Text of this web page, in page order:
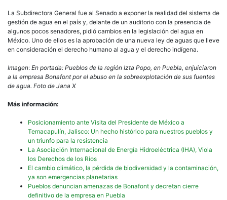
La Subdirectora General fue al Senado a exponer la realidad del sistema de
gestión de agua en el país y, delante de un auditorio con la presencia de
algunos pocos senadores, pidió cambios en la legislación del agua en
México. Uno de ellos es la aprobación de una nueva ley de aguas que lleve
en consideración el derecho humano al agua y el derecho indígena.
Imagen: En portada: Pueblos de la región Izta Popo, en Puebla, enjuiciaron
a la empresa Bonafont por el abuso en la sobreexplotación de sus fuentes
de agua. Foto de Jana X
Más información:
Posicionamiento ante Visita del Presidente de México a
Temacapulín, Jalisco: Un hecho histórico para nuestros pueblos y
un triunfo para la resistencia
La Asociación Internacional de Energía Hidroeléctrica (IHA), Viola
los Derechos de los Ríos
El cambio climático, la pérdida de biodiversidad y la contaminación,
ya son emergencias planetarias
Pueblos denuncian amenazas de Bonafont y decretan cierre
definitivo de la empresa en Puebla